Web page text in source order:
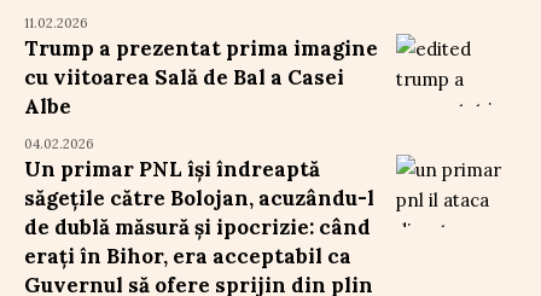
11.02.2026
Trump a prezentat prima imagine
cu viitoarea Sală de Bal a Casei
Albe
04.02.2026
Un primar PNL își îndreaptă
săgețile către Bolojan, acuzându-l
de dublă măsură și ipocrizie: când
erați în Bihor, era acceptabil ca
Guvernul să ofere sprijin din plin